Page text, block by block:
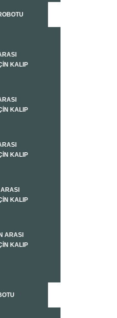
KALIP
KALIP
KALIP
KALIP
ARASI
KALIP